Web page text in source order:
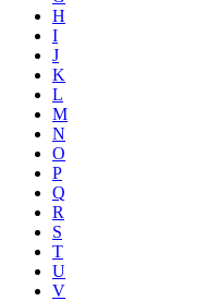
H
I
J
K
L
M
N
O
P
Q
R
S
T
U
V